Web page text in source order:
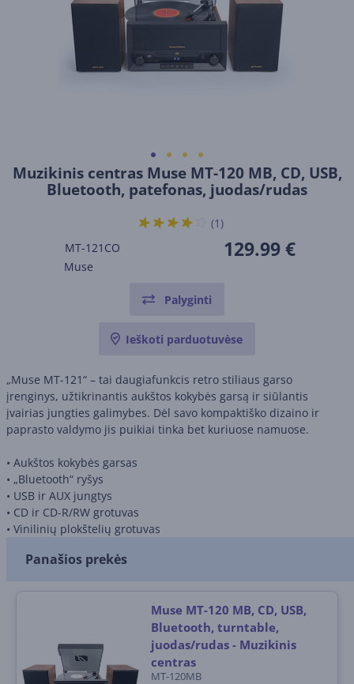
Muzikinis centras Muse MT-120 MB, CD, USB,
Bluetooth, patefonas, juodas/rudas
MT-121CO
Muse
129.99 €
(1)
Palyginti
Ieškoti parduotuvėse
„Muse MT-121“ – tai daugiafunkcis retro stiliaus garso
įrenginys, užtikrinantis aukštos kokybės garsą ir siūlantis
įvairias jungties galimybes. Dėl savo kompaktiško dizaino ir
paprasto valdymo jis puikiai tinka bet kuriuose namuose.
• Aukštos kokybės garsas
• „Bluetooth“ ryšys
• USB ir AUX jungtys
• CD ir CD-R/RW grotuvas
• Vinilinių plokštelių grotuvas
Panašios prekės
Muse MT-120 MB, CD, USB,
Bluetooth, turntable,
juodas/rudas - Muzikinis
centras
MT-120MB